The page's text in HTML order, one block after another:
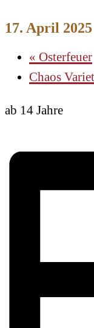
17. April
« Osterfeuer
Chaos
ab 14 Jahre